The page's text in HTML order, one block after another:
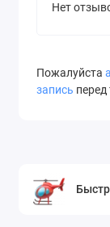
Нет
Пожалуйста
запись